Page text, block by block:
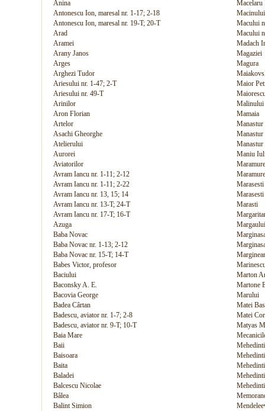
Anina
Macelaru
Antonescu Ion, maresal nr. 1-17; 2-18
Macinului
Antonescu Ion, maresal nr. 19-T; 20-T
Macului
Arad
Macului
Aramei
Madach
Arany Janos
Magaziei
Arges
Magura
Arghezi Tudor
Ariesului nr. 1-47; 2-T
Maior
Ariesului nr. 49-T
Arinilor
Malinului
Aron Florian
Mamaia
Artelor
Asachi Gheorghe
Atelierului
Manastur
Aurorei
Maniu
Aviatorilor
Avram Iancu nr. 1-11; 2-12
Avram Iancu nr. 1-11; 2-22
Avram Iancu nr. 13, 15; 14
Avram Iancu nr. 13-T; 24-T
Marasti
Avram Iancu nr. 17-T; 16-T
Azuga
Margaului
Baba Novac
Baba Novac nr. 1-13; 2-12
Baba Novac nr. 15-T; 14-T
Babes Victor, profesor
Baciului
Marton
Baconsky A. E.
Martone
Bacovia George
Marului
Badea Cârtan
Matei
Badescu, aviator nr. 1-7; 2-8
Matei
Badescu, aviator nr. 9-T; 10-T
Matyas
Baia Mare
Baii
Baisoara
Baita
Baladei
Balcescu Nicolae
Bâlea
Balint Simion